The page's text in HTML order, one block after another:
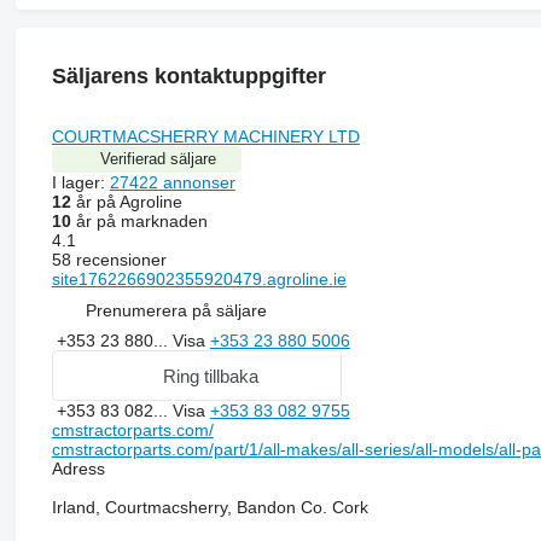
Säljarens kontaktuppgifter
COURTMACSHERRY MACHINERY LTD
Verifierad säljare
I lager: 27422 annonser
12år på Agroline
10år på marknaden
4.1
58 recensioner
site1762266902355920479.agroline.ie
Prenumerera på säljare
+353 23 880... Visa +353 23 880 5006
Ring tillbaka
+353 83 082... Visa +353 83 082 9755
cmstractorparts.com/
cmstractorparts.com/part/1/all-makes/all-series/all-models/all-
Adress
Irland, Courtmacsherry, Bandon Co. Cork